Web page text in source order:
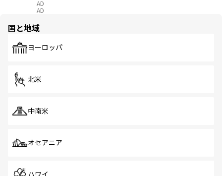
AD
AD
国と地域
ヨーロッパ
北米
中南米
オセアニア